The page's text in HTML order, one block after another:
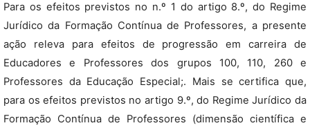
Para os efeitos previstos no n.º 1 do artigo 8.º, do Regime
Jurídico da Formação Contínua de Professores, a presente
ação releva para efeitos de progressão em carreira de
Educadores e Professores dos grupos 100, 110, 260 e
Professores da Educação Especial;. Mais se certifica que,
para os efeitos previstos no artigo 9.º, do Regime Jurídico da
Formação Contínua de Professores (dimensão científica e